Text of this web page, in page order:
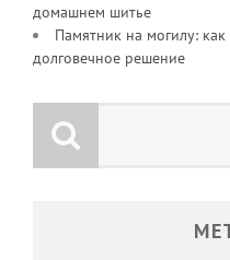
домашнем шитье
Памятник на могилу:
долговечное решение